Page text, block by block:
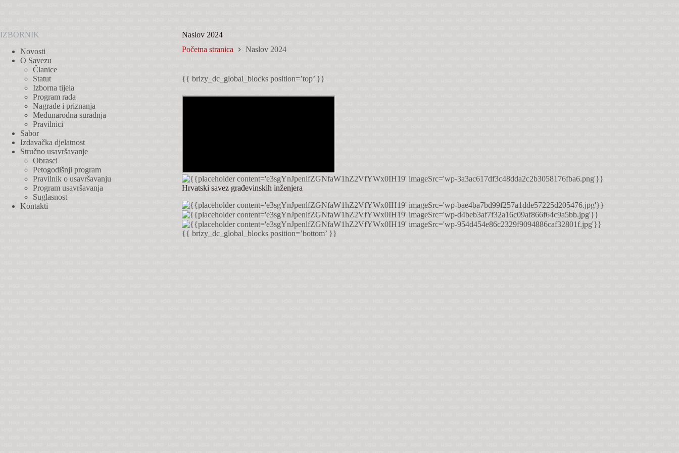
Naslov 2024
Početna stranica
Naslov 2024
{{ brizy_dc_global_blocks position=’top’ }}
Hrvatski savez građevinskih inženjera
{{ brizy_dc_global_blocks position=’bottom’ }}
IZBORNIK
Novosti
O Savezu
Članice
Statut
Izborna tijela
Program rada
Nagrade i priznanja
Međunarodna suradnja
Pravilnici
Sabor
Izdavačka djelatnost
Stručno usavršavanje
Obrasci
Petogodišnji program
Pravilnik o usavršavanju
Program usavršavanja
Suglasnost
Kontakti